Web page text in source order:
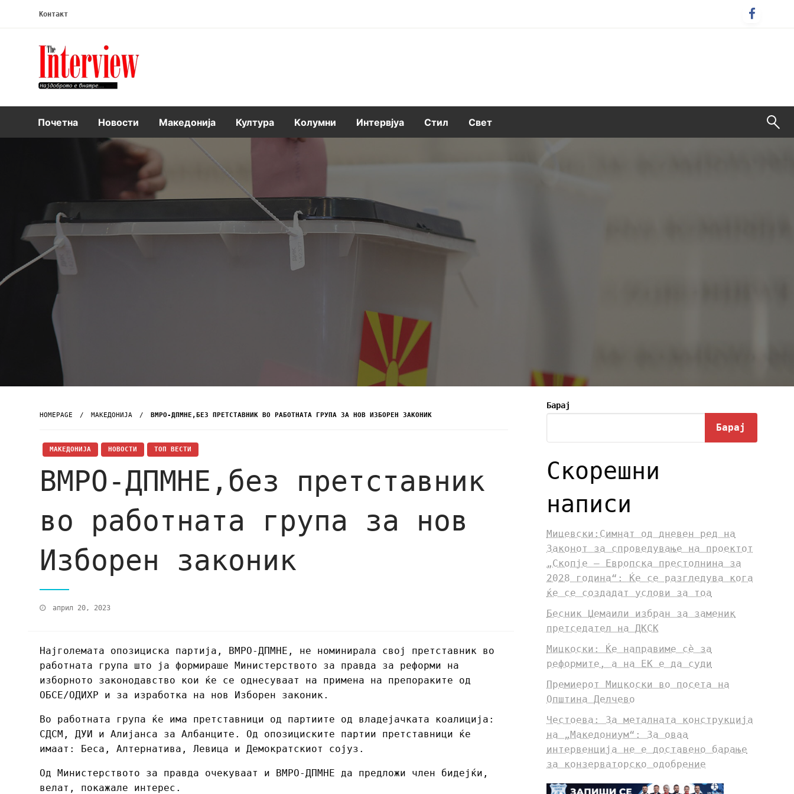
Контакт
Интервју
Почетна Новости Македонија Култура Kолумни Интервјуа Стил Свет
HOMEPAGE МАКЕДОНИЈА ВМРО-ДПМНЕ,БЕЗ ПРЕТСТАВНИК ВО РАБОТНАТА ГРУПА ЗА НОВ ИЗБОРЕН ЗАКОНИК
МАКЕДОНИЈА НОВОСТИ ТОП ВЕСТИ
ВМРО-ДПМНЕ,без претставник
во работната група за нов
Изборен законик
април 20, 2023
Најголемата опозициска партија, ВМРО-ДПМНЕ, не номинирала свој претставник во
работната група што ја формираше Министерството за правда за реформи на
изборното законодавство кои ќе се однесуваат на примена на препораките од
ОБСЕ/ОДИХР и за изработка на нов Изборен законик.
Во работната група ќе има претставници од партиите од владејачката коалиција:
СДСМ, ДУИ и Алијанса за Албанците. Од опозициските партии претставници ќе
имаат: Беса, Алтернатива, Левица и Демократскиот сојуз.
Од Министерството за правда очекуваат и ВМРО-ДПМНЕ да предложи член бидејќи,
велат, покажале интерес.
Барај
Барај
Скорешни
написи
Мицевски:Симнат од дневен ред на
Законот за спроведување на проектот
„Скопје – Европска престолнина за
2028 година“: Ќе се разгледува кога
ќе се создадат услови за тоа
Бесник Џемаили избран за заменик
претседател на ДКСК
Мицкоски: Ќе направиме сè за
реформите, а на ЕК е да суди
Премиерот Мицкоски во посета на
Општина Делчево
Честоева: За металната конструкција
на „Македониум“: За оваа
интервенција не е доставено барање
за конзерваторско одобрение